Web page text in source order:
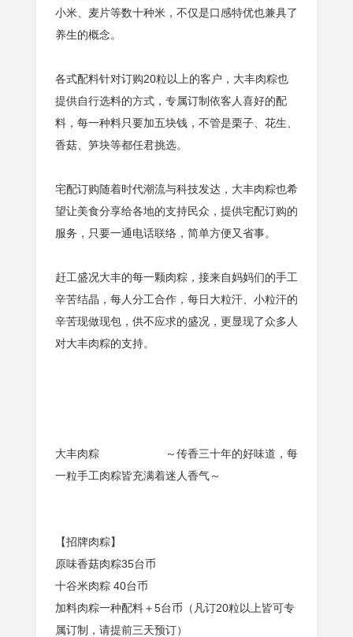
小米、麦片等数十种米，不仅是口感特优也兼具了
养生的概念。
各式配料针对订购20粒以上的客户，大丰肉粽也
提供自行选料的方式，专属订制依客人喜好的配
料，每一种料只要加五块钱，不管是栗子、花生、
香菇、笋块等都任君挑选。
宅配订购随着时代潮流与科技发达，大丰肉粽也希
望让美食分享给各地的支持民众，提供宅配订购的
服务，只要一通电话联络，简单方便又省事。
赶工盛况大丰的每一颗肉粽，接来自妈妈们的手工
辛苦结晶，每人分工合作，每日大粒汗、小粒汗的
辛苦现做现包，供不应求的盛况，更显现了众多人
对大丰肉粽的支持。
大丰肉粽 ～传香三十年的好味道，每
一粒手工肉粽皆充满着迷人香气～
【招牌肉粽】
原味香菇肉粽35台币
十谷米肉粽 40台币
加料肉粽一种配料＋5台币（凡订20粒以上皆可专
属订制，请提前三天预订）